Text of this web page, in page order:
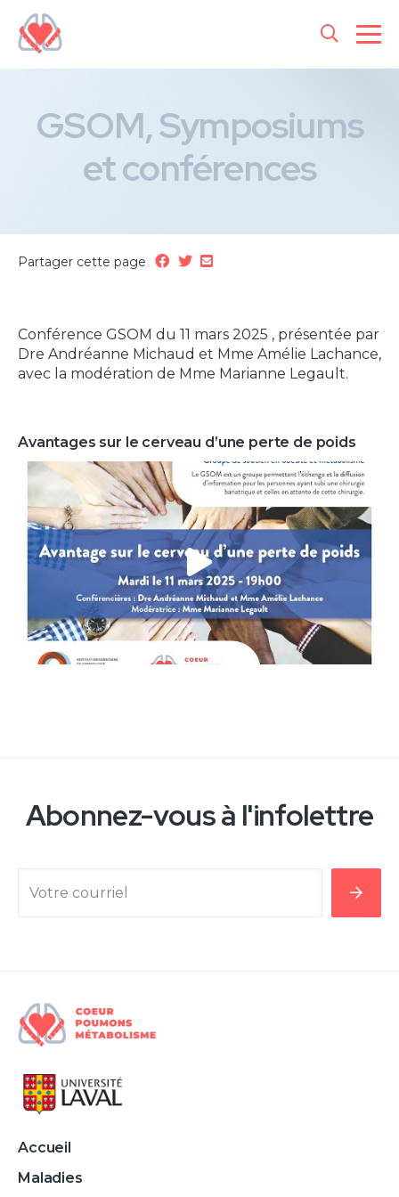
GSOM, Symposiums
et conférences
Partager cette page
Conférence GSOM du 11 mars 2025 , présentée par
Dre Andréanne Michaud et Mme Amélie Lachance,
avec la modération de Mme Marianne Legault.
Avantages sur le cerveau d’une perte de poids
Abonnez-vous à l'infolettre
Accueil
Maladies